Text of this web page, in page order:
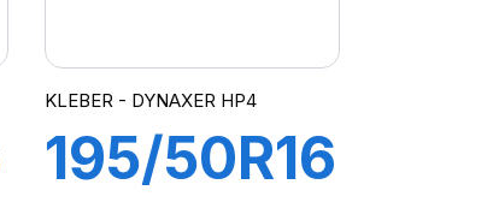
KLEBER - DYNAXER HP4
195/50R16